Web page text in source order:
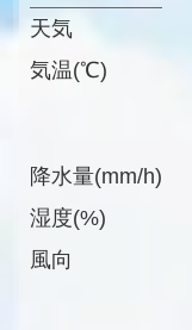
天気
気温(℃)
降水量(mm/h)
湿度(%)
風向